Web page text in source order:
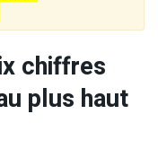
chiffres
plus haut